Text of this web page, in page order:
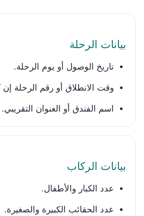
بيانات الرحلة
تاريخ الوصول أو يوم الرحلة.
وقت الانطلاق أو رقم الرحلة
اسم الفندق أو العنوان التقريبي.
بيانات الركاب
عدد الكبار والأطفال.
عدد الحقائب الكبيرة والصغيرة.